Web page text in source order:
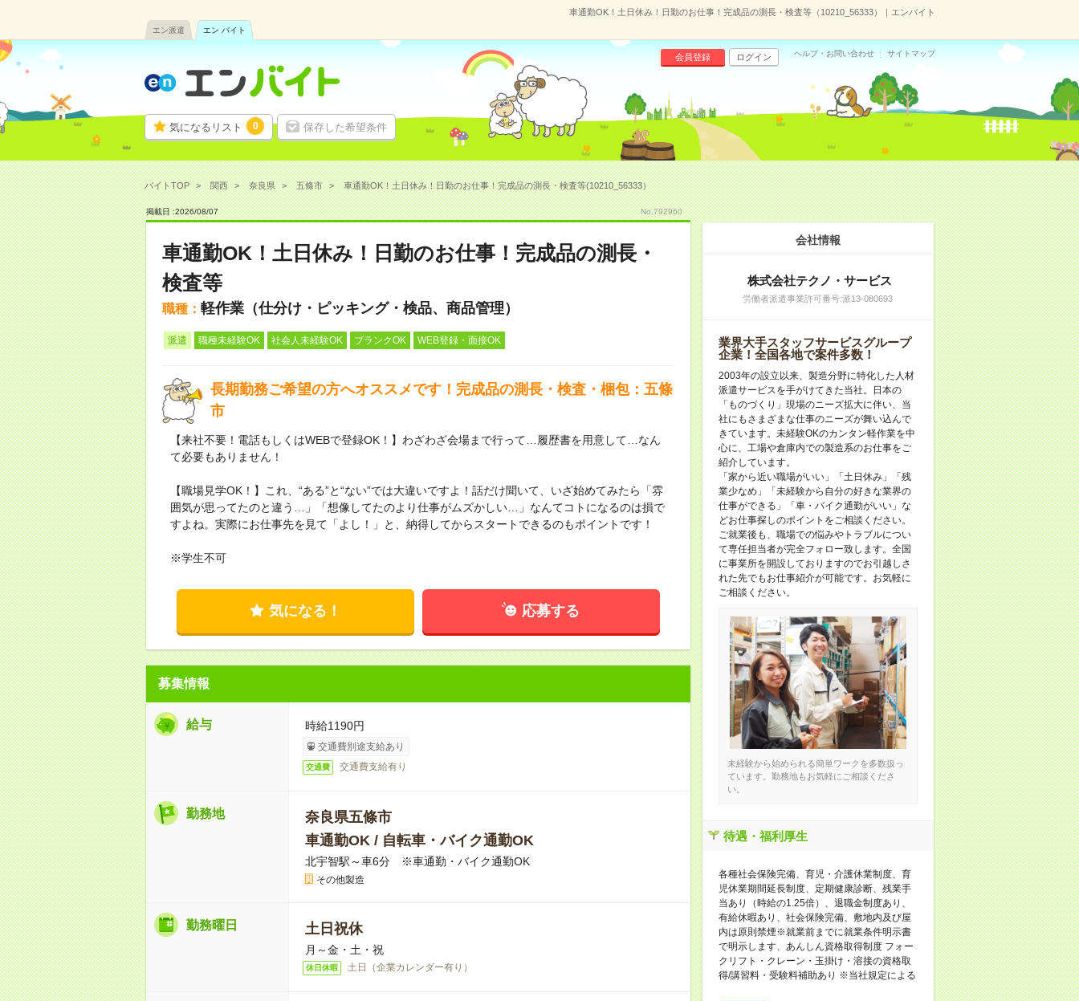
車通勤OK！土日休み！日勤のお仕事！完成品の測長・検査等（10210_56333）｜エンバイト
エン派遣 エン バイト
気になるリスト 0 保存した希望条件
会員登録 ログイン ヘルプ・お問い合わせ サイトマップ
バイトTOP 関西 奈良県 五條市 車通勤OK！土日休み！日勤のお仕事！完成品の測長・検査等(10210_56333）
掲載日 :2026/08/07 No.792960
車通勤OK！土日休み！日勤のお仕事！完成品の測長・
検査等
職種： 軽作業（仕分け・ピッキング・検品、商品管理）
派遣 職種未経験OK 社会人未経験OK ブランクOK WEB登録・面接OK
長期勤務ご希望の方へオススメです！完成品の測長・検査・梱包：五條
市
【来社不要！電話もしくはWEBで登録OK！】わざわざ会場まで行って…履歴書を用意して…なん
て必要もありません！
【職場見学OK！】これ、“ある”と“ない”では大違いですよ！話だけ聞いて、いざ始めてみたら「雰
囲気が思ってたのと違う…」「想像してたのより仕事がムズかしい…」なんてコトになるのは損で
すよね。実際にお仕事先を見て「よし！」と、納得してからスタートできるのもポイントです！
※学生不可
気になる！ 応募する
募集情報
給与 時給1190円
交通費別途支給あり
交通費 交通費支給有り
勤務地
奈良県五條市
車通勤OK / 自転車・バイク通勤OK
北宇智駅～車6分 ※車通勤・バイク通勤OK
その他製造
勤務曜日 土日祝休
月～金・土・祝
休日休暇 土日（企業カレンダー有り）
会社情報
株式会社テクノ・サービス
労働者派遣事業許可番号:派13-080693
業界大手スタッフサービスグループ
企業！全国各地で案件多数！
2003年の設立以来、製造分野に特化した人材
派遣サービスを手がけてきた当社。日本の
「ものづくり」現場のニーズ拡大に伴い、当
社にもさまざまな仕事のニーズが舞い込んで
きています。未経験OKのカンタン軽作業を中
心に、工場や倉庫内での製造系のお仕事をご
紹介しています。
「家から近い職場がいい」「土日休み」「残
業少なめ」「未経験から自分の好きな業界の
仕事ができる」「車・バイク通勤がいい」な
どお仕事探しのポイントをご相談ください。
ご就業後も、職場での悩みやトラブルについ
て専任担当者が完全フォロー致します。全国
に事業所を開設しておりますのでお引越しさ
れた先でもお仕事紹介が可能です。お気軽に
ご相談ください。
未経験から始められる簡単ワークを多数扱っ
ています。勤務地もお気軽にご相談くださ
い。
待遇・福利厚生
各種社会保険完備、育児・介護休業制度、育
児休業期間延長制度、定期健康診断、残業手
当あり（時給の1.25倍）、退職金制度あり、
有給休暇あり、社会保険完備、敷地内及び屋
内は原則禁煙※就業前までに就業条件明示書
で明示します、あんしん資格取得制度 フォー
クリフト・クレーン・玉掛け・溶接の資格取
得/講習料・受験料補助あり ※当社規定による